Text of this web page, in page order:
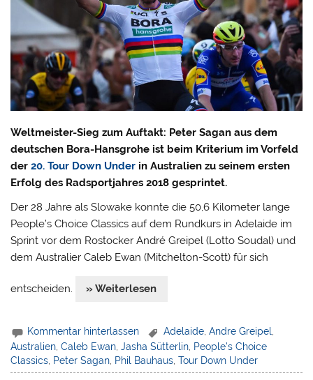
Weltmeister-Sieg zum Auftakt: Peter Sagan aus dem
deutschen Bora-Hansgrohe ist beim Kriterium im Vorfeld
der20. Tour Down Under in Australien zu seinem ersten
Erfolg des Radsportjahres 2018 gesprintet.
Der 28 Jahre als Slowake konnte die 50,6 Kilometer lange
People’s Choice Classics auf dem Rundkurs in Adelaide im
Sprint vor dem Rostocker André Greipel (Lotto Soudal) und
dem Australier Caleb Ewan (Mitchelton-Scott) für sich
entscheiden. » Weiterlesen
Kommentar hinterlassen Adelaide,Andre Greipel,
Australien ,Caleb Ewan ,Jasha Sütterlin People's Choice
Classics Peter Sagan Phil Bauhaus ,Tour Down Under